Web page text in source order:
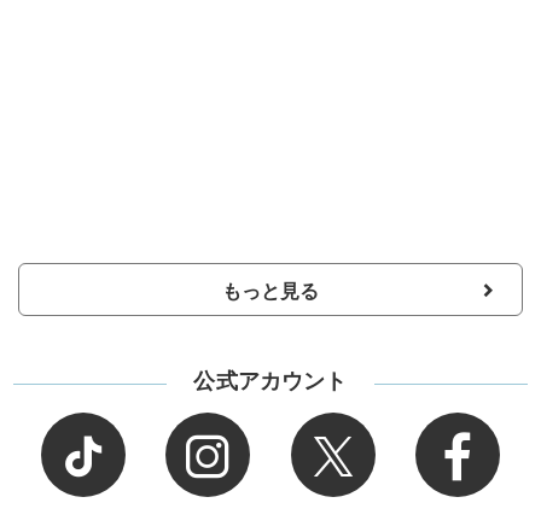
もっと見る
公式アカウント